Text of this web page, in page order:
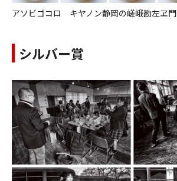
アソビゴコロ キヤノン静岡の嵯峨勘左ヱ門
シルバー賞